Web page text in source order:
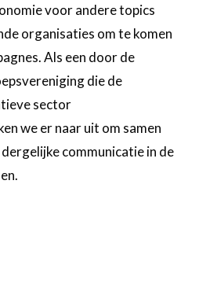
voor andere topics
organisaties om te komen
Als een door de
die de
sector
we er naar uit om samen
communicatie in de